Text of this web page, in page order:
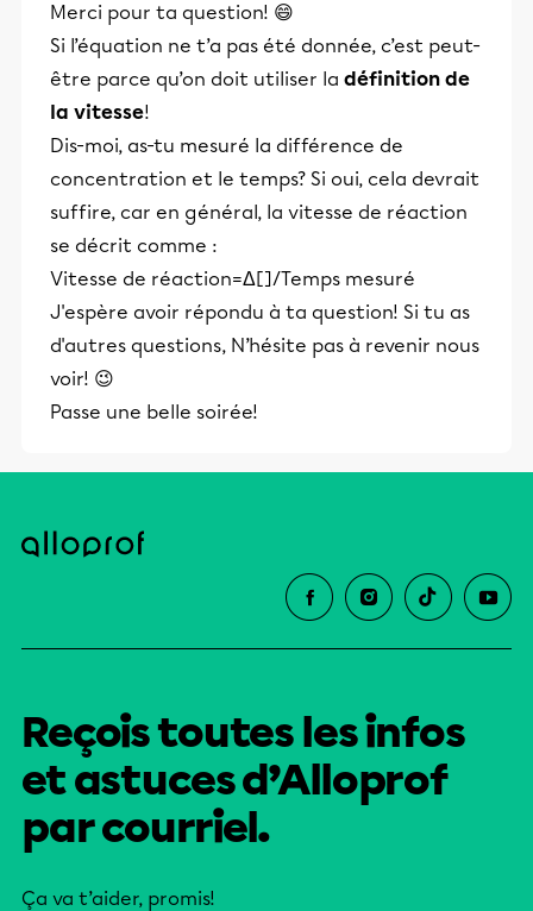
Merci pour ta question! 😄
Si l’équation ne t’a pas été donnée, c’est peut-
être parce qu’on doit utiliser la définition de
la vitesse!
Dis-moi, as-tu mesuré la différence de
concentration et le temps? Si oui, cela devrait
suffire, car en général, la vitesse de réaction
se décrit comme :
Vitesse de réaction=Δ[]/Temps mesuré​
J'espère avoir répondu à ta question! Si tu as
d'autres questions, N’hésite pas à revenir nous
voir! 😉
Passe une belle soirée!
Reçois toutes les infos
et astuces d’Alloprof
par courriel.
Ça va t’aider, promis!